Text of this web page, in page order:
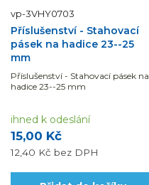
vp-3VHY0703
Příslušenství - Stahovací
pásek na hadice 23--25
mm
Příslušenství - Stahovací pásek na
hadice 23--25 mm
15,00 Kč
12,40 Kč bez DPH
ihned k odeslání